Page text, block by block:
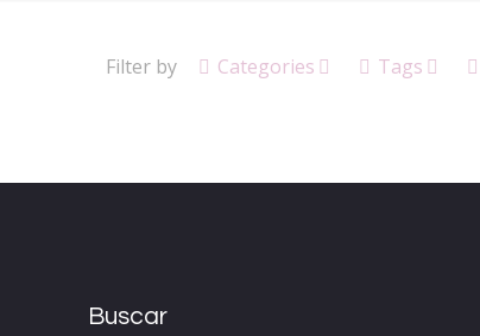
Filter by Categories Tags
Buscar